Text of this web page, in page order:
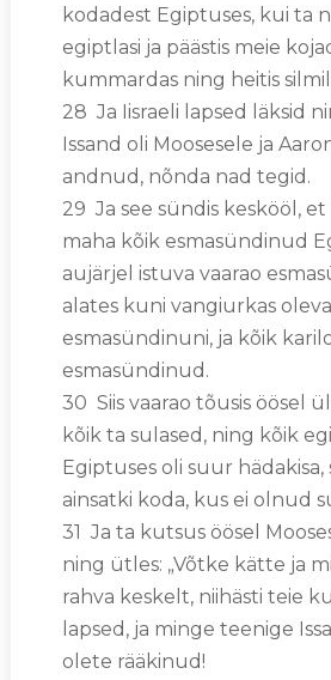
kodadest Egiptuses, kui ta
egiptlasi ja päästis meie
kummardas ning heitis
28 Ja Iisraeli lapsed läksid
Issand oli Moosesele ja
andnud, nõnda nad tegid.
29 Ja see sündis keskööl, et
maha kõik esmasündinud
aujärjel istuva vaarao
alates kuni vangiurkas
esmasündinuni, ja kõik
esmasündinud.
30 Siis vaarao tõusis öösel
kõik ta sulased, ning kõik
Egiptuses oli suur hädakisa,
ainsatki koda, kus ei olnud
31 Ja ta kutsus öösel
ning ütles: „Võtke kätte ja
rahva keskelt, niihästi teie
lapsed, ja minge teenige
olete rääkinud!